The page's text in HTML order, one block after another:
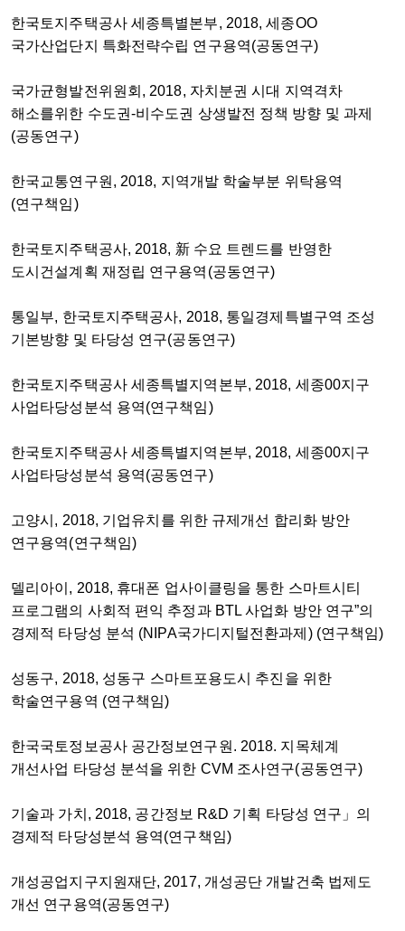
한국토지주택공사 세종특별본부, 2018, 세종OO
국가산업단지 특화전략수립 연구용역(공동연구)
국가균형발전위원회, 2018, 자치분권 시대 지역격차
해소를위한 수도권-비수도권 상생발전 정책 방향 및 과제
(공동연구)
한국교통연구원, 2018, 지역개발 학술부분 위탁용역
(연구책임)
한국토지주택공사, 2018, 新 수요 트렌드를 반영한
도시건설계획 재정립 연구용역(공동연구)
통일부, 한국토지주택공사, 2018, 통일경제특별구역 조성
기본방향 및 타당성 연구(공동연구)
한국토지주택공사 세종특별지역본부, 2018, 세종00지구
사업타당성분석 용역(연구책임)
한국토지주택공사 세종특별지역본부, 2018, 세종00지구
사업타당성분석 용역(공동연구)
고양시, 2018, 기업유치를 위한 규제개선 합리화 방안
연구용역(연구책임)
델리아이, 2018, 휴대폰 업사이클링을 통한 스마트시티
프로그램의 사회적 편익 추정과 BTL 사업화 방안 연구”의
경제적 타당성 분석 (NIPA국가디지털전환과제) (연구책임)
성동구, 2018, 성동구 스마트포용도시 추진을 위한
학술연구용역 (연구책임)
한국국토정보공사 공간정보연구원. 2018. 지목체계
개선사업 타당성 분석을 위한 CVM 조사연구(공동연구)
기술과 가치, 2018, 공간정보 R&D 기획 타당성 연구」의
경제적 타당성분석 용역(연구책임)
개성공업지구지원재단, 2017, 개성공단 개발건축 법제도
개선 연구용역(공동연구)